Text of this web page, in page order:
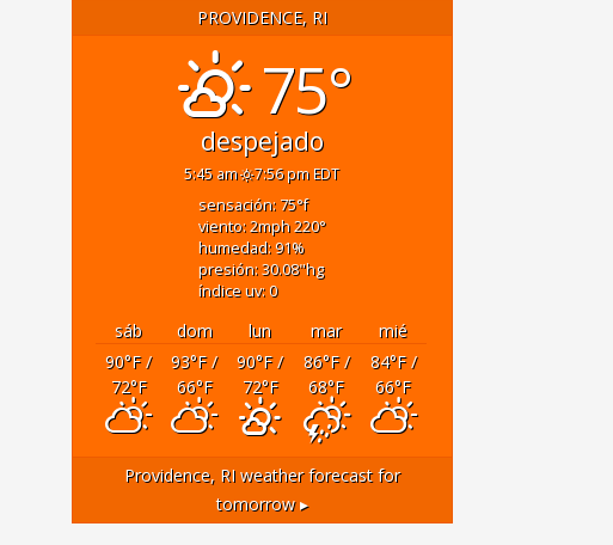
PROVIDENCE, RI
75°
despejado
5:45 am 7:56 pm EDT
sensación: 75°f
viento: 2mph220°
humedad: 91%
presión: 30.08"hg
índice uv: 0
sáb dom lun mar
mié
90°F/
72°F
93°F/
66°F
90°F/
72°F
86°F/
68°F
84°F/
66°F
Providence, RIweather forecast for
tomorrow ▸